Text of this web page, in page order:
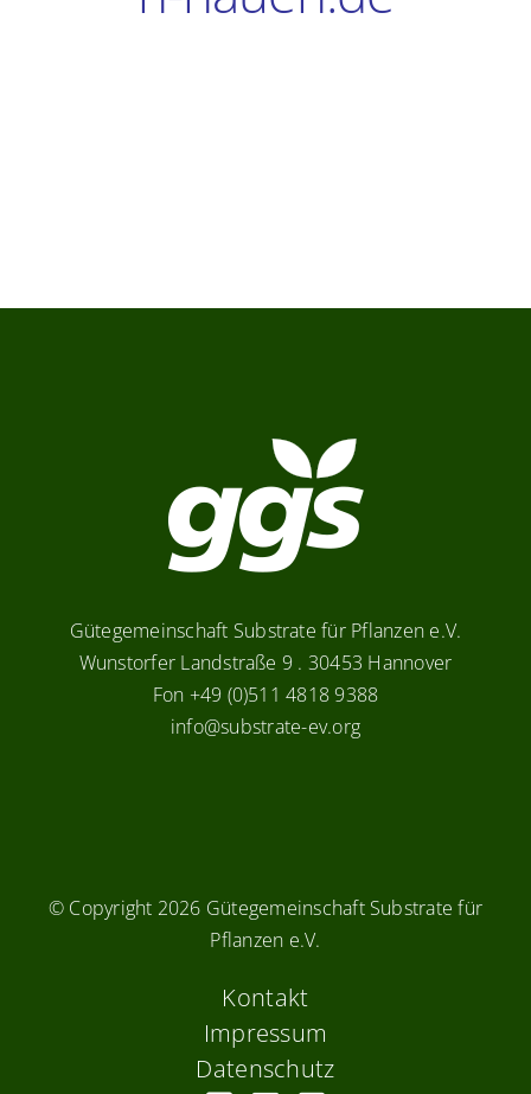
Verbraucher-Infos
Gütegemeinschaft Substrate für Pflanzen e.V.
Wunstorfer Landstraße 9 . 30453 Hannover
Fon +49 (0)511 4818 9388
info@substrate-ev.org
© Copyright 2026 Gütegemeinschaft Substrate für
Pflanzen e.V.
Kontakt
Impressum
Datenschutz